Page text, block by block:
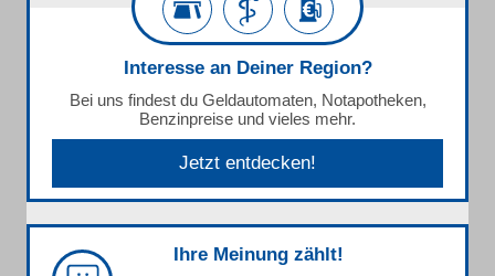
Interesse an Deiner Region?
Bei uns findest du Geldautomaten, Notapotheken,
Benzinpreise und vieles mehr.
Jetzt entdecken!
Ihre Meinung zählt!